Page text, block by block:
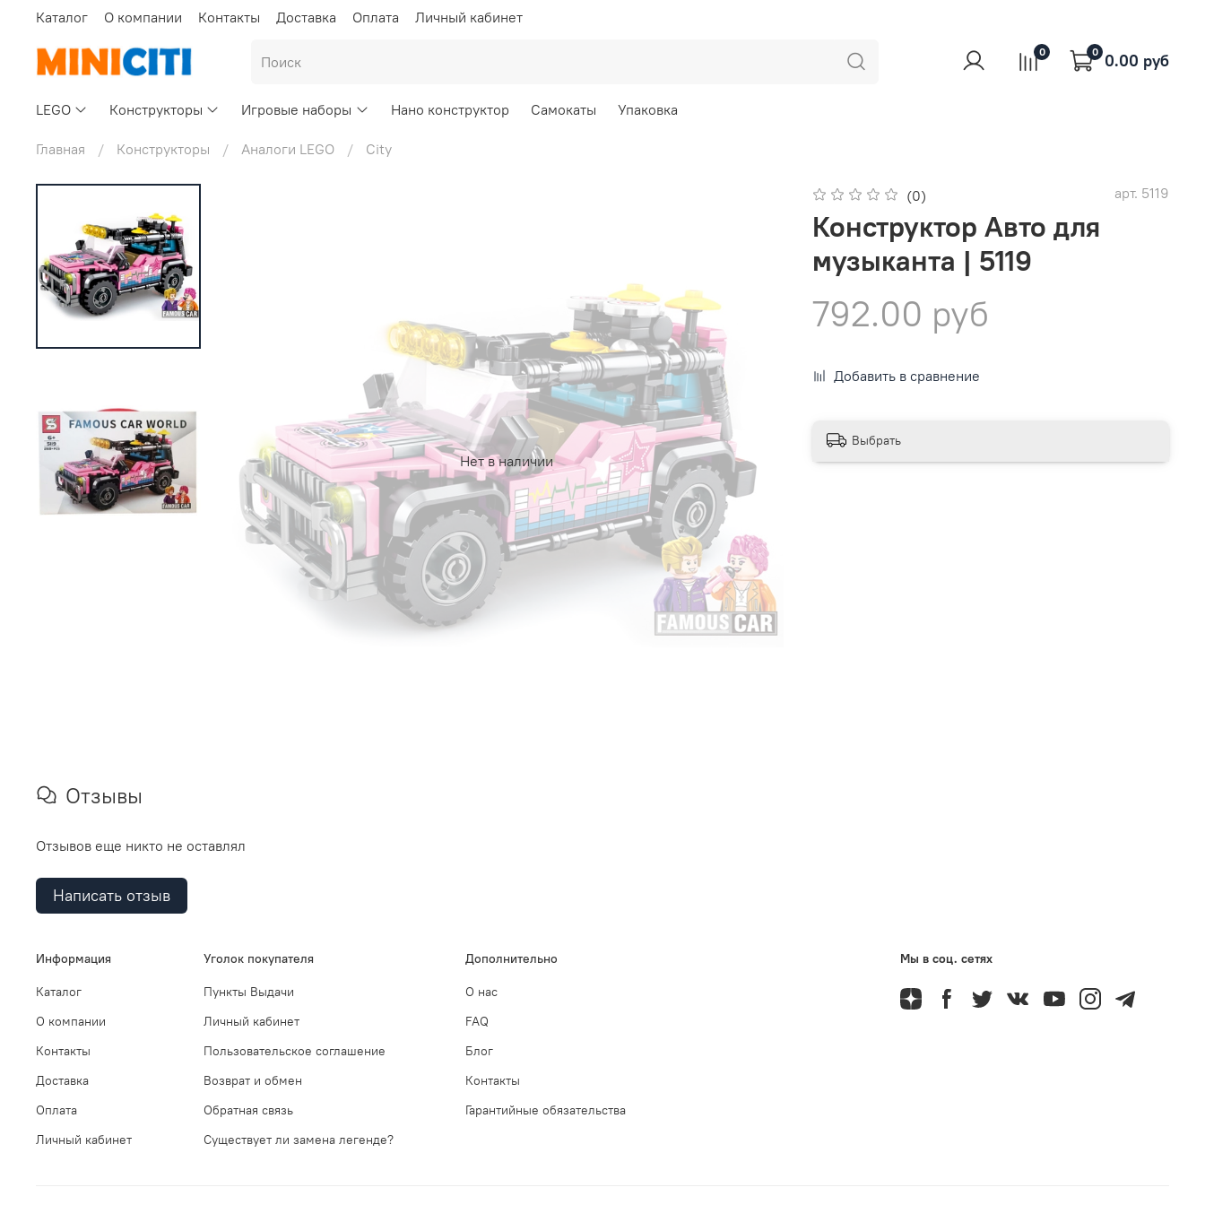
Каталог О компании Контакты Доставка Оплата Личный кабинет
0 0 0.00 руб
LEGO Конструкторы Игровые наборы Нано конструктор Самокаты Упаковка
Главная Конструкторы Аналоги LEGO City
Нет в наличии
(0) арт. 5119
Конструктор Авто для
музыканта | 5119
792.00 руб
Добавить в сравнение
Выбрать
Отзывы
Отзывов еще никто не оставлял
Написать отзыв
Информация
Каталог
О компании
Контакты
Доставка
Оплата
Личный кабинет
Уголок покупателя
Пункты Выдачи
Личный кабинет
Пользовательское соглашение
Возврат и обмен
Обратная связь
Существует ли замена легенде?
Дополнительно
О нас
FAQ
Блог
Контакты
Гарантийные обязательства
Мы в соц. сетях